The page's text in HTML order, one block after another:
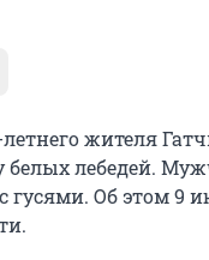
жителя
белых лебедей.
гусями. Об этом 9